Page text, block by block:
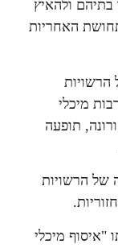
ולהאיץ
האחריות
הרשויות
מיכלי
תופעה
של הרשויות
"איסוף מיכלי